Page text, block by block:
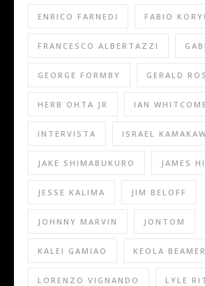
ENRICO FARNEDI FABIO
FRANCESCO ALBERTAZZI
GEORGE FORMBY GERALD
HERB OHTA JR IAN
INTERVISTA ISRAEL
JAKE SHIMABUKURO JAMES
JESSE KALIMA JIM BELOFF
JOHNNY MARVIN JONTOM
KALEI GAMIAO KEOLA BEAMER
LORENZO VIGNANDO LYLE